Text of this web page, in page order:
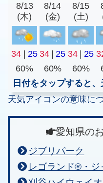
8/13
(木)
8/14
(金)
8/15
(土)
34 | 25 34 | 25 34 | 25
60%
60% 60%
日付をタップすると
天気アイコンの意味に
愛知県の
ジブリパーク
レゴランド®・ジ